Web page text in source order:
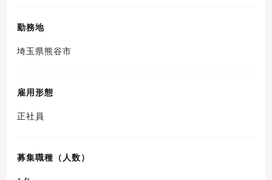
勤務地
埼玉県熊谷市
雇用形態
正社員
募集職種（人数）